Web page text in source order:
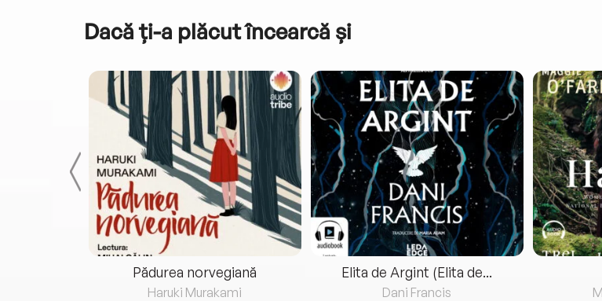
Dacă ți-a plăcut încearcă și
Pădurea norvegiană
Haruki Murakami
Elita de Argint (Elita de...
Dani Francis